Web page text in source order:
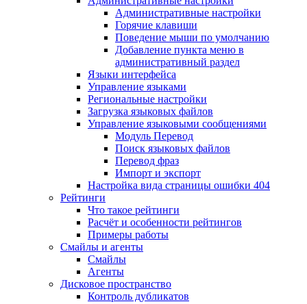
Административные настройки
Горячие клавиши
Поведение мыши по умолчанию
Добавление пункта меню в
административный раздел
Языки интерфейса
Управление языками
Региональные настройки
Загрузка языковых файлов
Управление языковыми сообщениями
Mодуль Перевод
Поиск языковых файлов
Перевод фраз
Импорт и экспорт
Настройка вида страницы ошибки 404
Рейтинги
Что такое рейтинги
Расчёт и особенности рейтингов
Примеры работы
Смайлы и агенты
Смайлы
Агенты
Дисковое пространство
Контроль дубликатов